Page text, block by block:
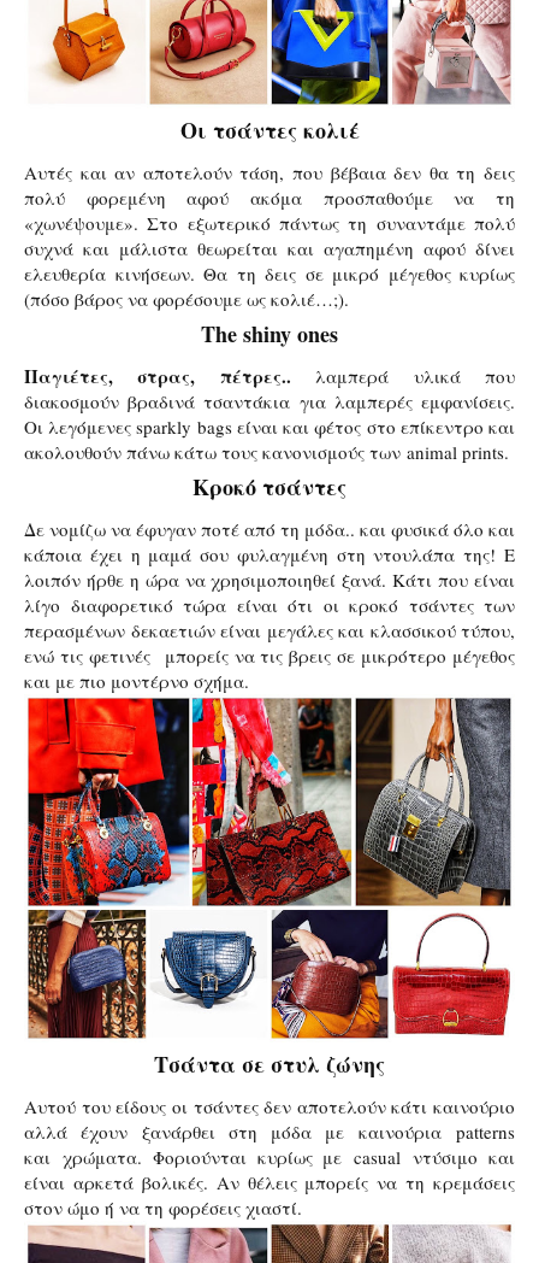
Οι τσάντες κολιέ
Αυτές και αν αποτελούν τάση, που βέβαια δεν θα τη δεις
πολύ φορεμένη αφού ακόμα προσπαθούμε να τη
«χωνέψουμε». Στο εξωτερικό πάντως τη συναντάμε πολύ
συχνά και μάλιστα θεωρείται και αγαπημένη αφού δίνει
ελευθερία κινήσεων. Θα τη δεις σε μικρό μέγεθος κυρίως
(πόσο βάρος να φορέσουμε ως κολιέ…;).
The shiny ones
Παγιέτες, στρας, πέτρες.. λαμπερά υλικά που
διακοσμούν βραδινά τσαντάκια για λαμπερές εμφανίσεις.
Οι λεγόμενες sparkly bags είναι και φέτος στο επίκεντρο και
ακολουθούν πάνω κάτω τους κανονισμούς των animal prints.
Κροκό τσάντες
Δε νομίζω να έφυγαν ποτέ από τη μόδα.. και φυσικά όλο και
κάποια έχει η μαμά σου φυλαγμένη στη ντουλάπα της! Ε
λοιπόν ήρθε η ώρα να χρησιμοποιηθεί ξανά. Κάτι που είναι
λίγο διαφορετικό τώρα είναι ότι οι κροκό τσάντες των
περασμένων δεκαετιών είναι μεγάλες και κλασσικού τύπου,
ενώ τις φετινές
μπορείς να τις βρεις σε μικρότερο μέγεθος
και με πιο μοντέρνο σχήμα.
Τσάντα σε στυλ ζώνης
Αυτού του είδους οι τσάντες δεν αποτελούν κάτι καινούριο
αλλά έχουν ξανάρθει στη μόδα με καινούρια patterns
και χρώματα. Φοριούνται κυρίως μεcasualντύσιμο και
είναι αρκετά βολικές. Αν θέλεις μπορείς να τη κρεμάσεις
στον ώμο ή να τη φορέσεις χιαστί.